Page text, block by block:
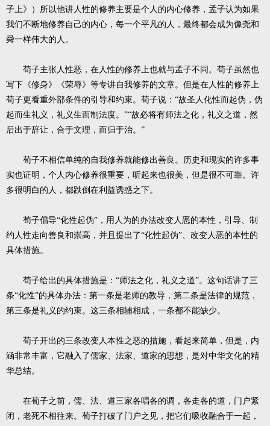
子上》）所以他讲人性的修养主要是个人的内心修养，孟子认为如果
我们不断地修养自己的内心，每一个平凡的人，最终都会成为像尧和
舜一样伟大的人。
荀子主张人性恶，在人性的修养上也就与孟子不同。荀子虽然也
写下《修身》《荣辱》等专讲自我修养的文章。但是在人性的修养上
荀子更看重外部条件的引导和约束。荀子说：“故圣人化性而起伪，伪
起而生礼义，礼义生而制法度。”“故必将有师法之化，礼义之道，然
后出于辞让，合于文理，而归于治。”
荀子不相信单纯的自我修养就能修出善良。历史和现实的许多事
实也证明，个人内心修养很重要，听起来也很美，但是很不可靠。许
多很明白的人，都跌倒在利益诱惑之下。
荀子倡导“化性起伪”，用人为的办法改变人恶的本性，引导、制
约人性走向善良和崇高，并且提出了“化性起伪”、改变人恶的本性的
具体措施。
荀子给出的具体措施是：“师法之化，礼义之道”。这句话讲了三
条“化性”的具体办法：第一条是老师的教导，第二条是法律的规范，
第三条是礼义的约束。这三条相辅相成，一条都不能缺少。
荀子开出的三条改变人本性之恶的措施，看起来简单，但是，内
涵非常丰富，它融入了儒家、法家、道家的思想，是对中华文化的精
华总结。
在荀子之前，儒、法、道三家各唱各的调，各走各的道，门户紧
闭，老死不相往来。荀子打破了门户之见，把它们吸收融合于一起，